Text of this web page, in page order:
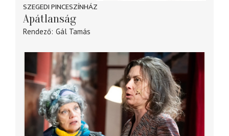
SZEGEDI PINCESZÍNHÁZ
Apátlanság
Rendező Gál Tamás